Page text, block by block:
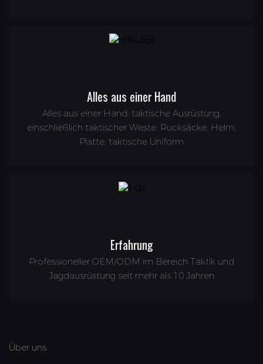
Alles aus einer Hand
Alles aus einer Hand: taktische Ausrüstung,
einschließlich taktischer Weste, Rucksäcke, Helm,
Platte, taktische Uniform
Erfahrung
Professioneller OEM/ODM im Bereich Taktik und
Jagdausrüstung seit mehr als 10 Jahren
Über uns